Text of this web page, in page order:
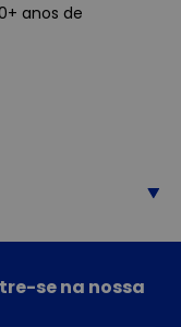
anos de
se na nossa